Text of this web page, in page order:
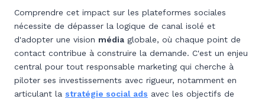
Comprendre cet impact sur les plateformes sociales
nécessite de dépasser la logique de canal isolé et
d'adopter une vision média globale, où chaque point de
contact contribue à construire la demande. C'est un enjeu
central pour tout responsable marketing qui cherche à
piloter ses investissements avec rigueur, notamment en
articulant la stratégie social ads avec les objectifs de